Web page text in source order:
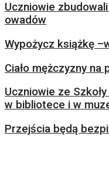
Uczniowie
owadów
Wypożycz książkę
Ciało mężczyzny
Uczniowie ze
w bibliotece i w
Przejścia będą